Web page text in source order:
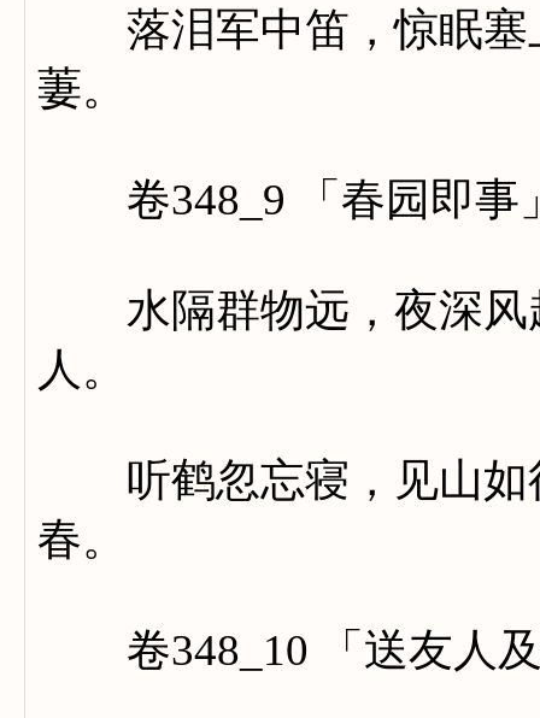
落泪军中笛，惊眠塞
萋。
卷348_9 「春园即事
水隔群物远，夜深风
人。
听鹤忽忘寝，见山如
春。
卷348_10 「送友人及